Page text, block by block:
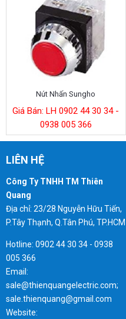
Nút Nhấn Sungho
Giá Bán: LH 0902 44 30 34 -
0938 005 366
LIÊN HỆ
Công Ty TNHH TM Thiên
Quang
Địa chỉ: 23/28 Nguyễn Hữu Tiến,
P.Tây Thạnh, Q.Tân Phú, TP.HCM
Hotline: 0902 44 30 34 - 0938
005 366
Email:
sale@thienquangelectric.com;
sale.thienquang@gmail.com
Website: